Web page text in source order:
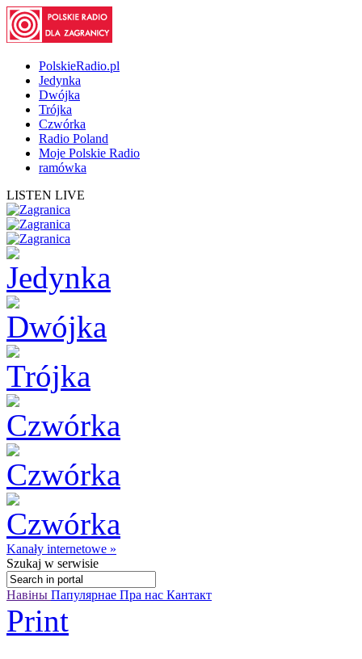
PolskieRadio.pl
Jedynka
Dwójka
Trójka
Czwórka
Radio Poland
Moje Polskie Radio
ramówka
LISTEN LIVE
Kanały internetowe »
Szukaj w serwisie
Навіны Папулярнае Пра нас Кантакт
Print